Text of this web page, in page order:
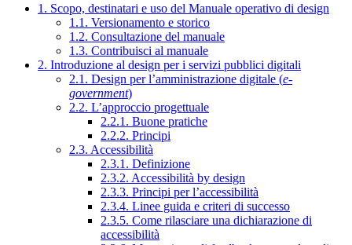
1. Scopo, destinatari e uso del Manuale operativo di design
1.1. Versionamento e storico
1.2. Consultazione del manuale
1.3. Contribuisci al manuale
2. Introduzione al design per i servizi pubblici digitali
2.1. Design per l’amministrazione digitale (e-
government)
2.2. L’approccio progettuale
2.2.1. Buone pratiche
2.2.2. Principi
2.3. Accessibilità
2.3.1. Definizione
2.3.2. Accessibilità by design
2.3.3. Principi per l’accessibilità
2.3.4. Linee guida e criteri di successo
2.3.5. Come rilasciare una dichiarazione di
accessibilità